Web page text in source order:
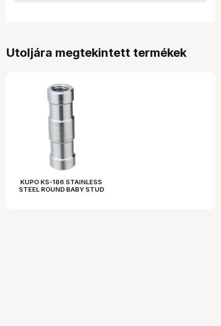
Utoljára megtekintett termékek
KUPO KS-186 STAINLESS
STEEL ROUND BABY STUD